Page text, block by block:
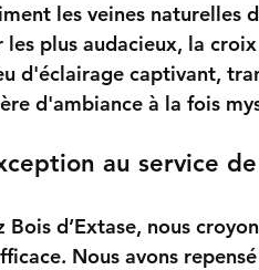
les veines naturelles
les plus audacieux, la
d'éclairage captivant,
d'ambiance à la fois
au service
Bois d’Extase, nous
Nous avons